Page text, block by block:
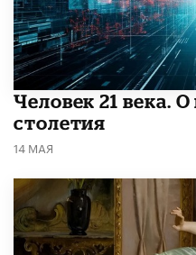
​Человек 21 века.
столетия
14 МАЯ